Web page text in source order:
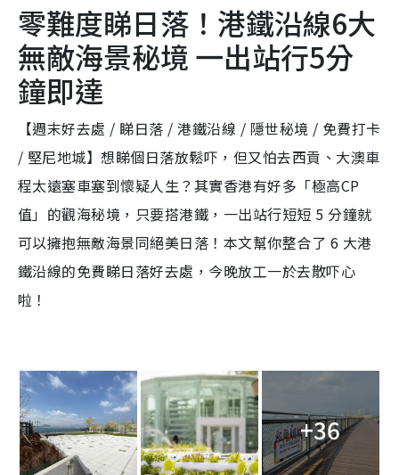
零難度睇日落！港鐵沿線6大
無敵海景秘境 一出站行5分
鐘即達
【週末好去處 / 睇日落 / 港鐵沿線 / 隱世秘境 / 免費打卡
/ 堅尼地城】想睇個日落放鬆吓，但又怕去西貢、大澳車
程太遠塞車塞到懷疑人生？其實香港有好多「極高CP
值」的觀海秘境，只要搭港鐵，一出站行短短 5 分鐘就
可以擁抱無敵海景同絕美日落！本文幫你整合了 6 大港
鐵沿線的免費睇日落好去處，今晚放工一於去散吓心
啦！
+36